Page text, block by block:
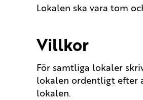
Lokalen ska vara tom
Villkor
För samtliga lokaler
lokalen ordentligt efter
lokalen.